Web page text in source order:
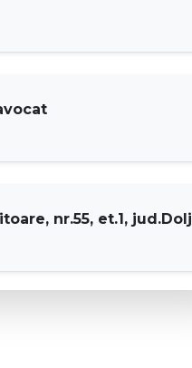
nr.55, et.1, jud.Dolj